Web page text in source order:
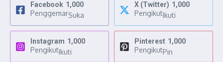
Facebook 1,000
PenggemarSuka
X (Twitter) 1,000
PengikutIkuti
Instagram 1,000
PengikutIkuti
Pinterest 1,000
PengikutPin